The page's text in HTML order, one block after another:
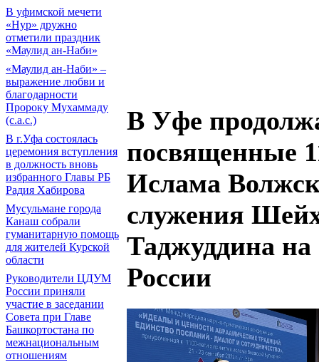
В уфимской мечети
«Нур» дружно
отметили праздник
«Маулид ан-Наби»
«Маулид ан-Наби» –
выражение любви и
благодарности
Пророку Мухаммаду
(с.а.с.)
В г.Уфа состоялась
церемония вступления
в должность вновь
избранного Главы РБ
Радия Хабирова
Мусульмане города
Канаш собрали
гуманитарную помощь
для жителей Курской
области
Руководители ЦДУМ
России приняли
участие в заседании
Совета при Главе
Башкортостана по
межнациональным
отношениям
В Уфе
посвященные
Ислама
служения
Таджуддина
России